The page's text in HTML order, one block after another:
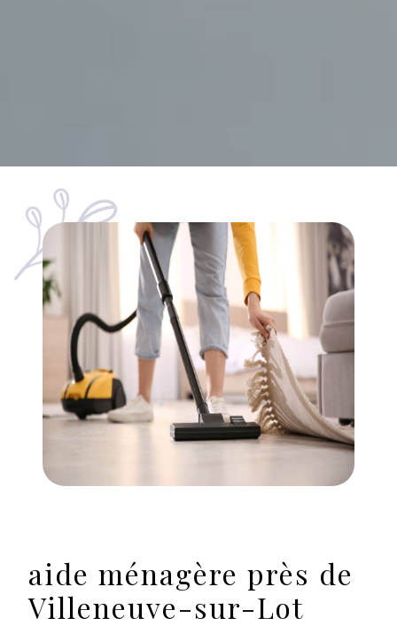
aide ménagère près de
Villeneuve-sur-Lot